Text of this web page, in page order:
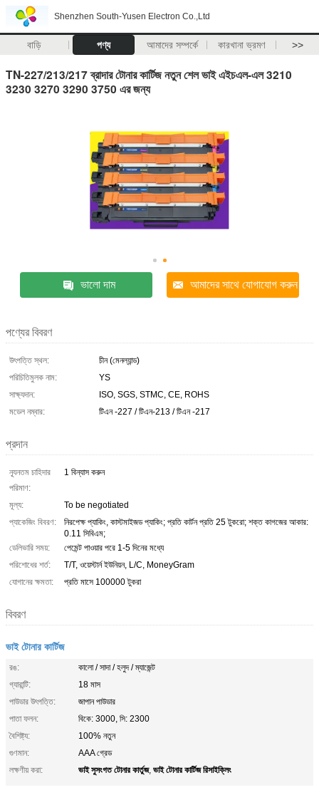
Shenzhen South-Yusen Electron Co.,Ltd
বাড়ি পণ্য আমাদের সম্পর্কে কারখানা ভ্রমণ >>
TN-227/213/217 ব্রাদার টোনার কার্টিজ নতুন শেল ভাই এইচএল-এল 3210
3230 3270 3290 3750 এর জন্য
ভালো দাম আমাদের সাথে যোগাযোগ করুন
পণ্যের বিবরণ
উৎপত্তি স্থল:
চীন (মেনল্যান্ড)
পরিচিতিমুলক নাম:
YS
সাক্ষ্যদান:
ISO, SGS, STMC, CE, ROHS
মডেল নম্বার:
টিএন -227 / টিএন-213 / টিএন -217
প্রদান
ন্যূনতম চাহিদার
পরিমাণ:
1 বিন্যাস করুন
মূল্য:
To be negotiated
প্যাকেজিং বিবরণ:
নিরপেক্ষ প্যাকিং, কাস্টমাইজড প্যাকিং; প্রতি কার্টন প্রতি 25 টুকরো; শক্ত কাগজের আকার:
0.11 সিবিএম;
ডেলিভারি সময়:
পেমেন্ট পাওয়ার পরে 1-5 দিনের মধ্যে
পরিশোধের শর্ত:
T/T, ওয়েস্টার্ন ইউনিয়ন, L/C, MoneyGram
যোগানের ক্ষমতা:
প্রতি মাসে 100000 টুকরা
বিবরণ
ভাই টোনার কার্টিজ
রঙ:
কালো / সাদা / হলুদ / ম্যাজেন্ট
গ্যারান্টি:
18 মাস
পাউডার উৎপত্তি:
জাপান পাউডার
পাতা ফলন:
বিকে: 3000, সি: 2300
বৈশিষ্ট্য:
100% নতুন
গুণমান:
AAA গ্রেড
লক্ষণীয় করা:
ভাই সুসংগত টোনার কার্তুজ, ভাই টোনার কার্টিজ রিসাইক্লিং